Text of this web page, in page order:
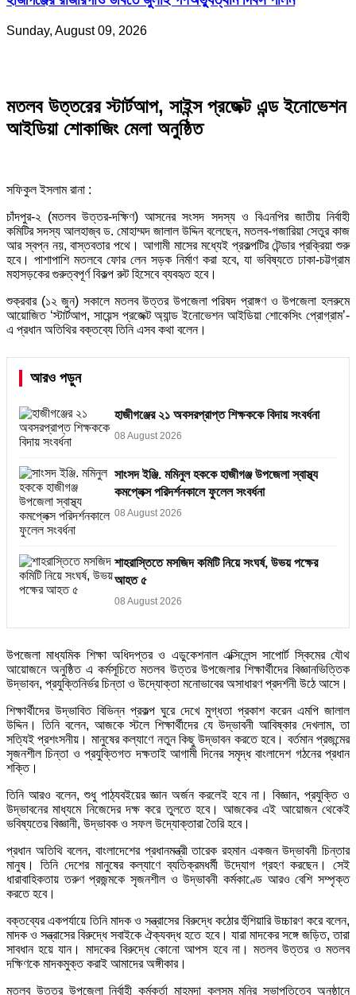
Sunday, August 09, 2026
মতলব উত্তরের স্টার্টআপ, সাইন্স প্রজেক্ট এন্ড ইনোভেশন
আইডিয়া শোকাজিং মেলা অনুষ্ঠিত
সফিকুল ইসলাম রানা :
চাঁদপুর-২ (মতলব উত্তর-দক্ষিণ) আসনের সংসদ সদস্য ও বিএনপির জাতীয় নির্বাহী
কমিটির সদস্য আলহাজ্ব ড. মোহাম্মদ জালাল উদ্দিন বলেছেন, মতলব-গজারিয়া সেতুর কাজ
আর স্বপ্ন নয়, বাস্তবতার পথে। আগামী মাসের মধ্যেই প্রকল্পটির টেন্ডার প্রক্রিয়া শুরু
হবে। পাশাপাশি মতলবে ফোর লেন সড়ক নির্মাণ করা হবে, যা ভবিষ্যতে ঢাকা-চট্টগ্রাম
মহাসড়কের গুরুত্বপূর্ণ বিকল্প রুট হিসেবে ব্যবহৃত হবে।
শুক্রবার (১২ জুন) সকালে মতলব উত্তর উপজেলা পরিষদ প্রাঙ্গণ ও উপজেলা হলরুমে
আয়োজিত ‘স্টার্টআপ, সায়েন্স প্রজেক্ট অ্যান্ড ইনোভেশন আইডিয়া শোকেসিং প্রোগ্রাম’-
এ প্রধান অতিথির বক্তব্যে তিনি এসব কথা বলেন।
আরও পড়ুন
হাজীগঞ্জের ২১ অবসরপ্রাপ্ত শিক্ষককে বিদায় সংবর্ধনা
08 August 2026
সাংসদ ইঞ্জি. মমিনুল হককে হাজীগঞ্জ উপজেলা স্বাস্থ্য
কমপ্লেক্স পরিদর্শনকালে ফুলেল সংবর্ধনা
08 August 2026
শাহরাস্তিতে মসজিদ কমিটি নিয়ে সংঘর্ষ, উভয় পক্ষের
আহত ৫
08 August 2026
উপজেলা মাধ্যমিক শিক্ষা অধিদপ্তর ও এডুকেশনাল এক্সিলেন্স সাপোর্ট স্কিমের যৌথ
আয়োজনে অনুষ্ঠিত এ কর্মসূচিতে মতলব উত্তর উপজেলার শিক্ষার্থীদের বিজ্ঞানভিত্তিক
উদ্ভাবন, প্রযুক্তিনির্ভর চিন্তা ও উদ্যোক্তা মনোভাবের অসাধারণ প্রদর্শনী উঠে আসে।
শিক্ষার্থীদের উদ্ভাবিত বিভিন্ন প্রকল্প ঘুরে দেখে মুগ্ধতা প্রকাশ করেন এমপি জালাল
উদ্দিন। তিনি বলেন, আজকে স্টলে শিক্ষার্থীদের যে উদ্ভাবনী আবিষ্কার দেখলাম, তা
সত্যিই প্রশংসনীয়। মানুষের কল্যাণে নতুন কিছু উদ্ভাবন করতে হবে। বর্তমান প্রজন্মের
সৃজনশীল চিন্তা ও প্রযুক্তিগত দক্ষতাই আগামী দিনের সমৃদ্ধ বাংলাদেশ গঠনের প্রধান
শক্তি।
তিনি আরও বলেন, শুধু পাঠ্যবইয়ের জ্ঞান অর্জন করলেই হবে না। বিজ্ঞান, প্রযুক্তি ও
উদ্ভাবনের মাধ্যমে নিজেদের দক্ষ করে তুলতে হবে। আজকের এই আয়োজন থেকেই
ভবিষ্যতের বিজ্ঞানী, উদ্ভাবক ও সফল উদ্যোক্তারা তৈরি হবে।
প্রধান অতিথি বলেন, বাংলাদেশের প্রধানমন্ত্রী তারেক রহমান একজন উদ্ভাবনী চিন্তার
মানুষ। তিনি দেশের মানুষের কল্যাণে ব্যতিক্রমধর্মী উদ্যোগ গ্রহণ করছেন। সেই
ধারাবাহিকতায় তরুণ প্রজন্মকে সৃজনশীল ও উদ্ভাবনী কর্মকাণ্ডে আরও বেশি সম্পৃক্ত
করতে হবে।
বক্তব্যের একপর্যায়ে তিনি মাদক ও সন্ত্রাসের বিরুদ্ধে কঠোর হুঁশিয়ারি উচ্চারণ করে বলেন,
মাদক ও সন্ত্রাসের বিরুদ্ধে সবাইকে ঐক্যবদ্ধ হতে হবে। যারা মাদকের সঙ্গে জড়িত, তারা
সাবধান হয়ে যান। মাদকের বিরুদ্ধে কোনো আপস হবে না। মতলব উত্তর ও মতলব
দক্ষিণকে মাদকমুক্ত করাই আমাদের অঙ্গীকার।
মতলব উত্তর উপজেলা নির্বাহী কর্মকর্তা মাহমুদা কুলসুম মনির সভাপতিত্বে অনুষ্ঠানে